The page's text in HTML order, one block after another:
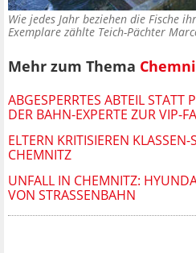
Wie jedes Jahr beziehen die Fische
Exemplare zählte Teich-Pächter
Mehr zum Thema
ABGESPERRTES ABTEIL STATT
DER BAHN-EXPERTE ZUR VIP-
ELTERN KRITISIEREN KLASSEN-
HEMNITZ
UNFALL IN CHEMNITZ:
VON STRASSENBAHN